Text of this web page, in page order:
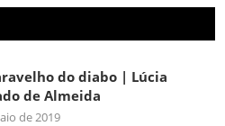
do diabo | Lúcia
de Almeida
de 2019